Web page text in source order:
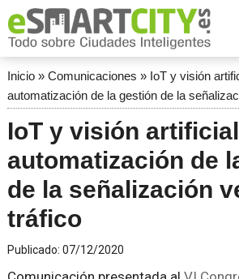
Inicio» Comunicaciones » IoT y visión
automatización de la gestión de la
IoT y visión
automatización de
de la señalización
tráfico
Publicado: 07/12/2020